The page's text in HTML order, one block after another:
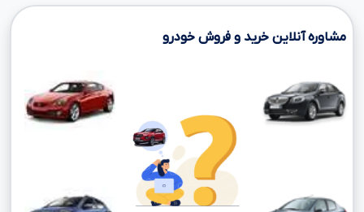
مشاوره آنلاین خرید و فروش خودرو